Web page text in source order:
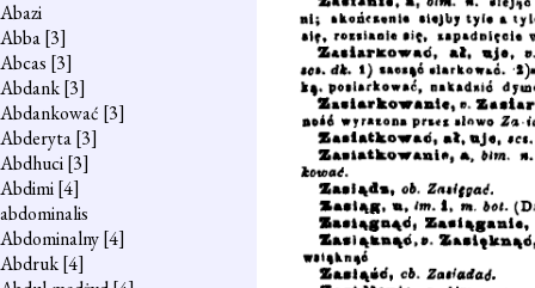
Abazi
Abba[3]
Abcas [3]
Abdank[3]
Abdankować [3]
Abderyta[3]
Abdhuci[3]
Abdimi[4]
abdominalis
Abdominalny[4]
Abdruk[4]